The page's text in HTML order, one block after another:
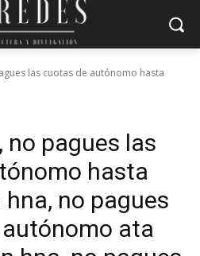
las cuotas de autónomo hasta
no pagues las
hasta
no pagues
ata